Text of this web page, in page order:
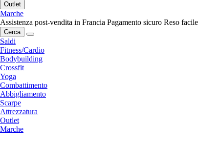
Outlet
Marche
Assistenza post-vendita in Francia Pagamento sicuro Reso facile
Cerca
Saldi
Fitness/Cardio
Bodybuilding
Crossfit
Yoga
Combattimento
Abbigliamento
Scarpe
Attrezzatura
Outlet
Marche